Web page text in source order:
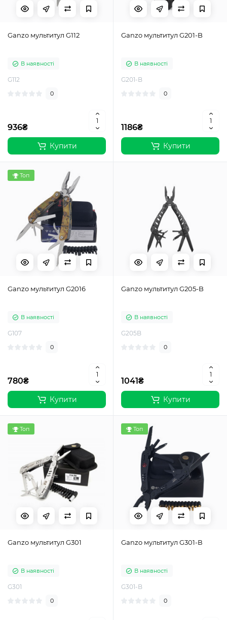
Ganzo мультитул G112
В наявності
G112
0
936₴
Купити
Ganzo мультитул G201-B
В наявності
G201-B
0
1186₴
Купити
Топ
Ganzo мультитул G2016
В наявності
G107
0
780₴
Купити
Ganzo мультитул G205-B
В наявності
G205B
0
1041₴
Купити
Топ
Ganzo мультитул G301
В наявності
G301
0
Топ
Ganzo мультитул G301-В
В наявності
G301-B
0